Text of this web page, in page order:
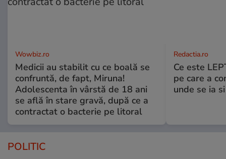
Wowbiz.ro
Medicii au stabilit cu ce boală se
confruntă, de fapt, Miruna!
Adolescenta în vârstă de 18 ani
se află în stare gravă, după ce a
contractat o bacterie pe litoral
Redactia.ro
Ce este
pe care a
unde se ia
POLITIC